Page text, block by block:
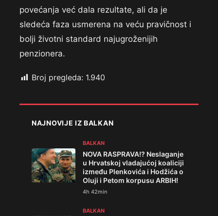
povećanja već dala rezultate, ali da je
sledeća faza usmerena na veću pravičnost i
bolji životni standard najugroženijih
penzionera.
Broj pregleda: 1.940
NAJNOVIJE IZ BALKAN
BALKAN
NOVA RASPRAVA!? Neslaganje
u Hrvatskoj vladajućoj koaliciji
između Plenkovića i Hodžića o
Oluji i Petom korpusu ARBIH!
4h 42min
BALKAN